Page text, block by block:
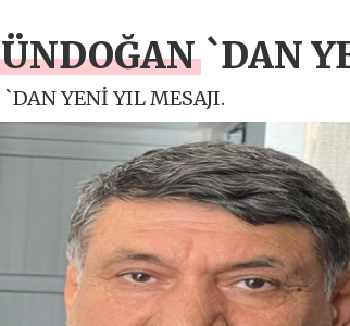
`DAN
YENİ YIL MESAJI.